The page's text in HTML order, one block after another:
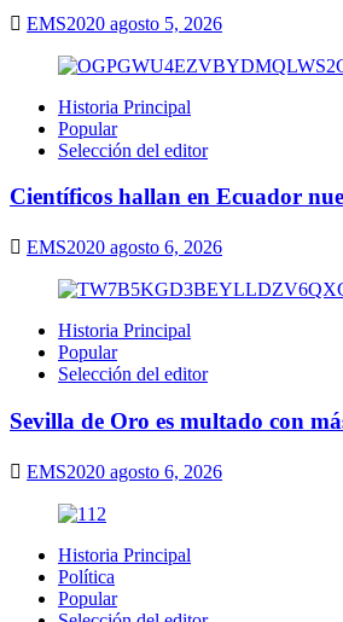
EMS2020 agosto 5, 2026
Historia Principal
Popular
Selección del editor
Científicos hallan en Ecuador
EMS2020 agosto 6, 2026
Historia Principal
Popular
Selección del editor
Sevilla de Oro es multado con
EMS2020 agosto 6, 2026
Historia Principal
Política
Popular